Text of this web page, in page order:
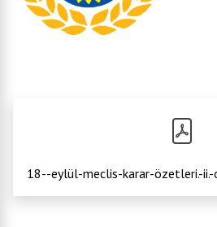
18--eylül-meclis-karar-özetleri.-